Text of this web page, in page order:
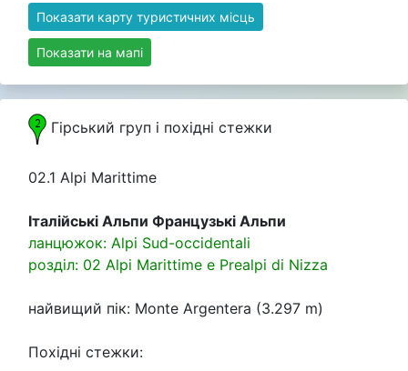
Показати карту туристичних місць
Показати на мапі
Гірський груп i похідні стежки
02.1 Alpi Marittime
Італійські Альпи Французькі Альпи
ланцюжок: Alpi Sud-occidentali
розділ: 02 Alpi Marittime e Prealpi di Nizza
найвищий пік: Monte Argentera (3.297 m)
Похідні стежки: